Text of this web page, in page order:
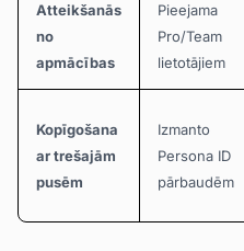
Atteikšanās
no
apmācības
Pieejama
Pro/Team
lietotājiem
Kopīgošana
ar trešajām
pusēm
Izmanto
Persona ID
pārbaudēm